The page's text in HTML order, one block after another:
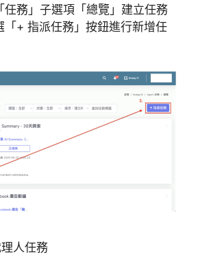
任務」子選項「總覽」建立任務
「+ 指派任務」按鈕進行新增任
人任務